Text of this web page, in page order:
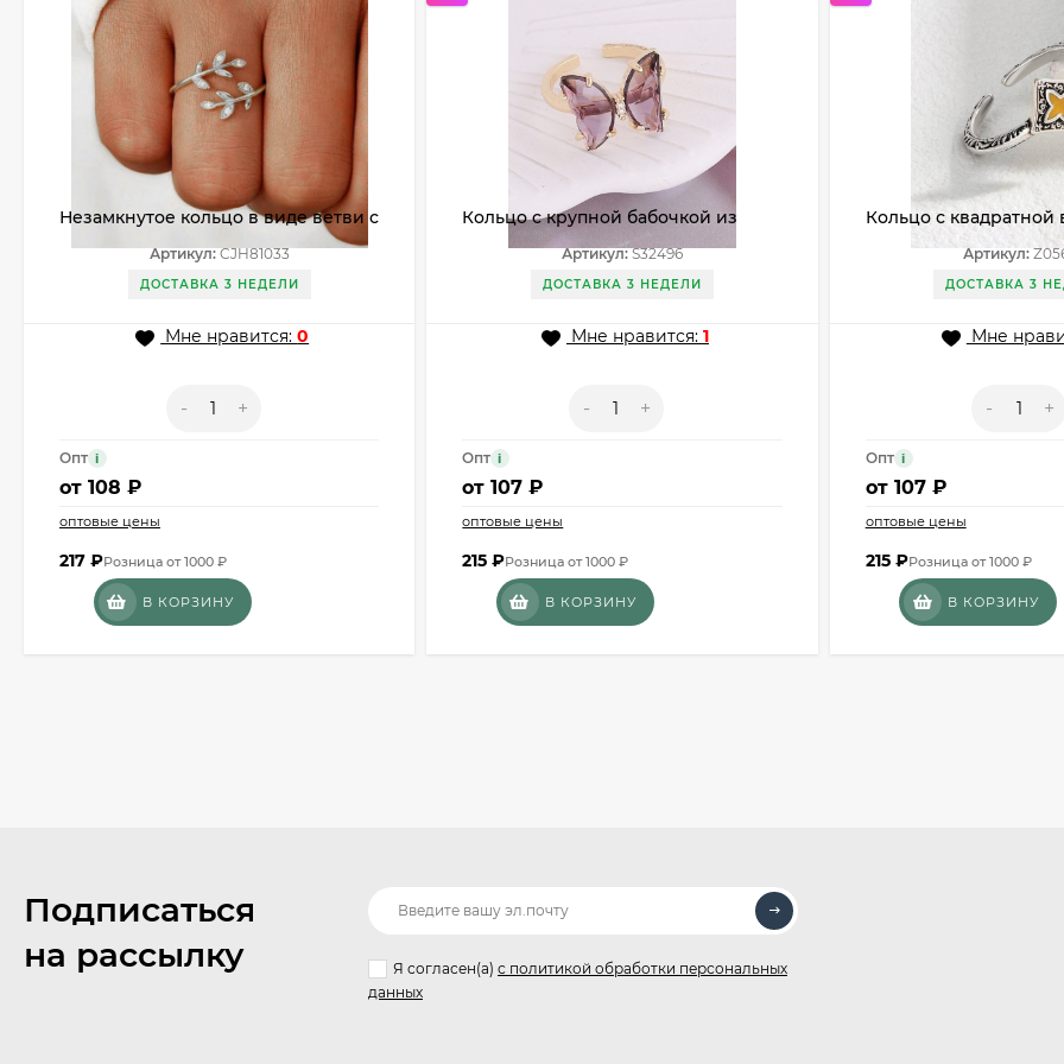
Незамкнутое кольцо в виде ветви с
листьями-кристаллами CJH81033
Артикул:CJH81033
ДОСТАВКА 3 НЕДЕЛИ
Мне нравится:0
- +
Опт i
от 108 ₽
оптовые цены
217 ₽Розница от 1000 ₽
В КОРЗИНУ
Кольцо с крупной бабочкой из
цветного стекла S32496
Артикул:S32496
ДОСТАВКА 3 НЕДЕЛИ
Мне нравится: 1
- +
Опт i
от107 ₽
оптовые цены
215₽Розница от 1000 ₽
В КОРЗИНУ
Кольцо с квадратной
стиле этника Z05607
Артикул:
ДОСТАВКА 3
Мне
- +
Опт i
от 107 ₽
оптовые цены
215 ₽Розница от 1000 ₽
В КОРЗИНУ
Подписаться
на рассылку
Я согласен(a) с политикой обработки персональных
данных